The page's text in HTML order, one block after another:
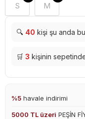
S M
🔍 40 kişi şu anda
🛒 3 kişinin
%5 havale indirimi
5000 TL üzeri PEŞİN